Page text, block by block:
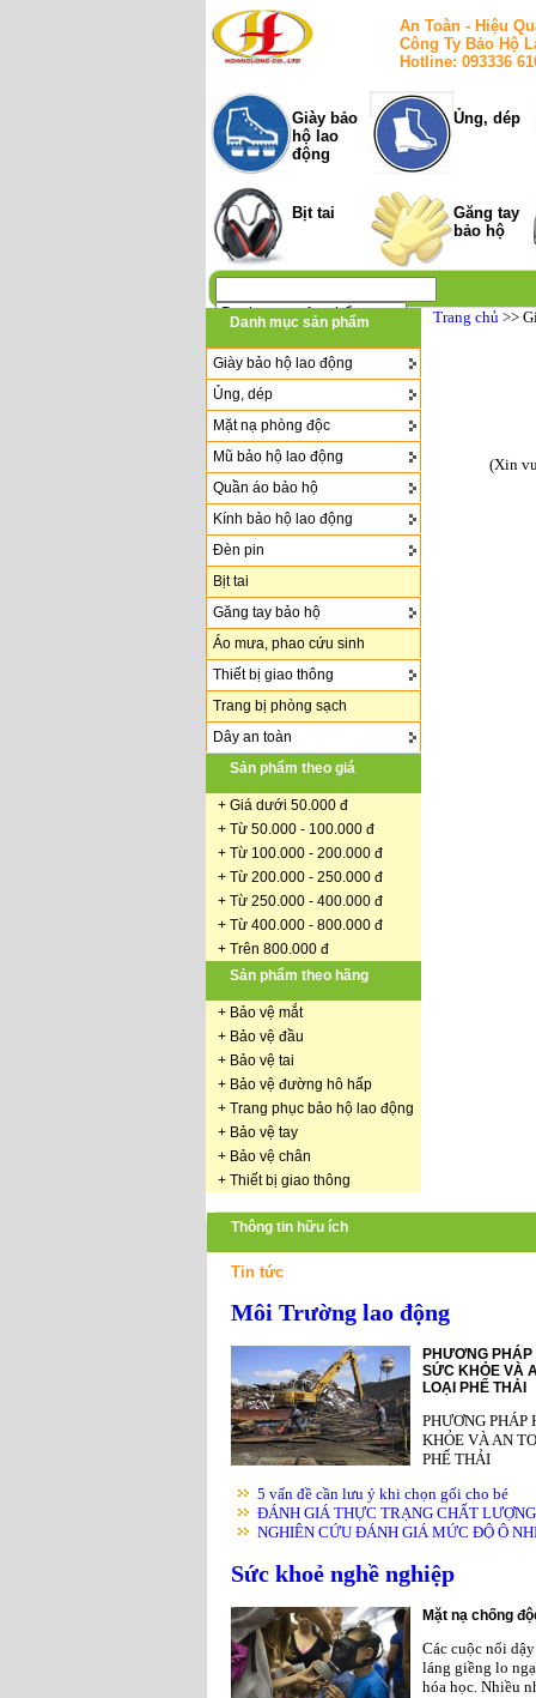
An Toàn - Hiệu
Công Ty Bảo Hộ
Hotline: 093336
Giày bảo
hộ lao
động
Ủng, dép
Bịt tai
Găng tay
bảo hộ
Danh mục sản phẩm
Giày bảo hộ lao động
Ủng, dép
Mặt nạ phòng độc
Mũ bảo hộ lao động
Quần áo bảo hộ
Kính bảo hộ lao động
Đèn pin
Bịt tai
Găng tay bảo hộ
Áo mưa, phao cứu sinh
Thiết bị giao thông
Trang bị phòng sạch
Dây an toàn
Sản phẩm theo giá
+ Giá dưới 50.000 đ
+ Từ 50.000 - 100.000 đ
+ Từ 100.000 - 200.000 đ
+ Từ 200.000 - 250.000 đ
+ Từ 250.000 - 400.000 đ
+ Từ 400.000 - 800.000 đ
+ Trên 800.000 đ
Sản phẩm theo hãng
+ Bảo vệ mắt
+ Bảo vệ đầu
+ Bảo vệ tai
+ Bảo vệ đường hô hấp
+ Trang phục bảo hộ lao động
+ Bảo vệ tay
+ Bảo vệ chân
+ Thiết bị giao thông
Trang chủ >>
(Xin
Thông tin hữu ích
Tin tức
Môi Trường lao động
PHƯƠNG
SỨC KHỎE VÀ
LOẠI PHẾ THẢI
PHƯƠNG PHÁP
KHỎE VÀ AN
PHẾ THẢI
5 vấn đề cần lưu ý khi chọn gối cho bé
ĐÁNH GIÁ THỰC TRẠNG CHẤT LƯỢNG
NGHIÊN CỨU ĐÁNH GIÁ MỨC ĐỘ Ô
Sức khoẻ nghề nghiệp
Mặt nạ chống
Các cuộc nổi
láng giềng lo
hóa học. Nhiều